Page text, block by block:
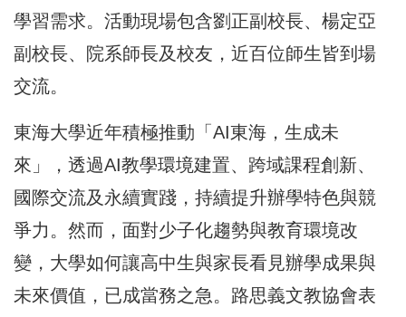
學習需求。活動現場包含劉正副校長、楊定亞
副校長、院系師長及校友，近百位師生皆到場
交流。
東海大學近年積極推動「AI東海，生成未
來」，透過AI教學環境建置、跨域課程創新、
國際交流及永續實踐，持續提升辦學特色與競
爭力。然而，面對少子化趨勢與教育環境改
變，大學如何讓高中生與家長看見辦學成果與
未來價值，已成當務之急。路思義文教協會表